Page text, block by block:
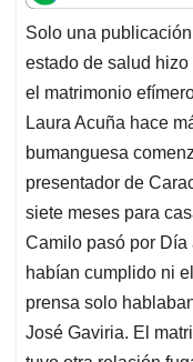
t
s
A
p
p
e
b
o
o
k
k
e
d
I
n
Solo una
estado de salud
el matrimonio
Laura Acuña hace
bumanguesa
presentador de
siete meses para
Camilo pasó por
habían cumplido ni
prensa solo
José Gaviria. El